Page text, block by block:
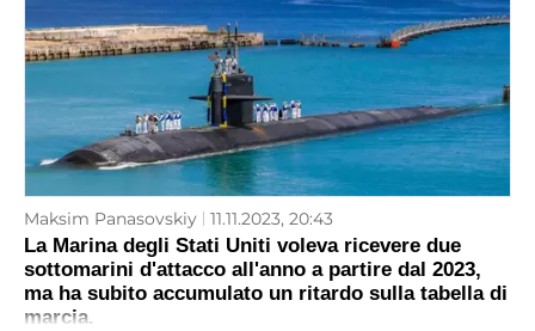
Maksim Panasovskiy 11.11.2023, 20:43
La Marina degli Stati Uniti voleva ricevere due
sottomarini d'attacco all'anno a partire dal 2023,
ma ha subito accumulato un ritardo sulla tabella di
marcia.